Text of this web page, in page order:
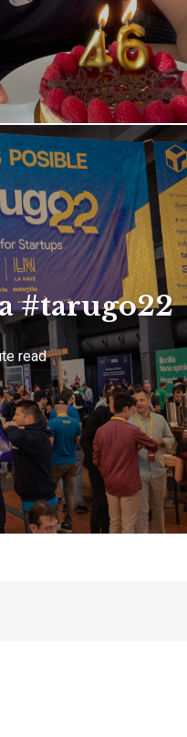
#tarugo22
read